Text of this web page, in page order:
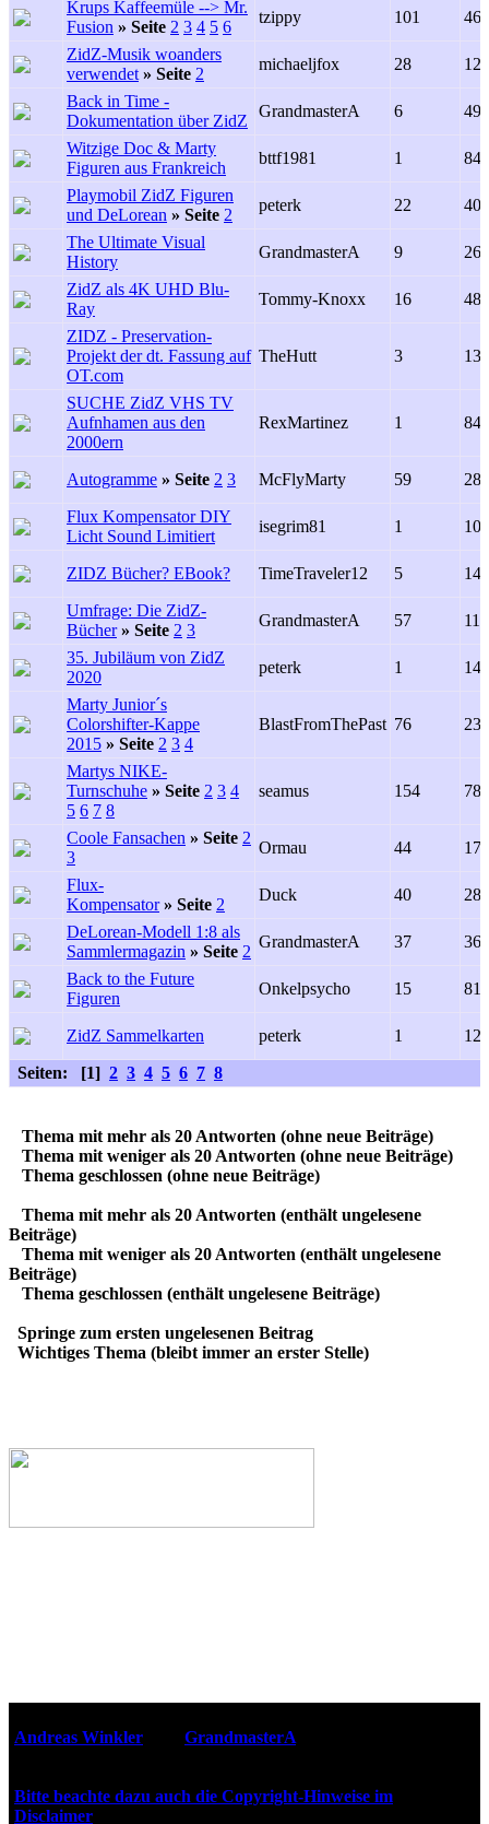
Krups Kaffeemüle --> Mr.
Fusion » Seite 2 3 4 5 6
tzippy 101
ZidZ-Musik woanders
verwendet » Seite 2
michaeljfox 28
Back in Time -
Dokumentation über ZidZ
GrandmasterA 6
Witzige Doc & Marty
Figuren aus Frankreich
bttf1981 1
841
Playmobil ZidZ Figuren
und DeLorean » Seite 2
peterk 22
The Ultimate Visual
History
GrandmasterA 9
ZidZ als 4K UHD Blu-
Ray
Tommy-Knoxx 16
ZIDZ - Preservation-
Projekt der dt. Fassung auf
OT.com
TheHutt 3
SUCHE ZidZ VHS TV
Aufnhamen aus den
2000ern
RexMartinez 1 848
Autogramme » Seite 2 3 McFlyMarty 59
Flux Kompensator DIY
Licht Sound Limitiert
isegrim81 1
ZIDZ Bücher? EBook? TimeTraveler12 5
Umfrage: Die ZidZ-
Bücher» Seite 2 3
GrandmasterA 57
35. Jubiläum von ZidZ
2020
peterk 1
Marty Junior´s
Colorshifter-Kappe
2015 » Seite 2 3 4
BlastFromThePast 76
Martys NIKE-
Turnschuhe » Seite 2 3 4
5 6 7 8
seamus 154
Coole Fansachen » Seite 2
3
Ormau 44
Flux-
Kompensator» Seite 2
Duck 40
DeLorean-Modell 1:8 als
Sammlermagazin » Seite 2
GrandmasterA 37
Back to the Future
Figuren
Onkelpsycho 15
ZidZ Sammelkarten peterk 1
Seiten: [1] 2 3 4 5 6 7 8
Thema mit mehr als 20 Antworten (ohne neue Beiträge)
Thema mit weniger als 20 Antworten (ohne neue Beiträge)
Thema geschlossen (ohne neue Beiträge)
Thema mit mehr als 20 Antworten (enthält ungelesene
Beiträge)
Thema mit weniger als 20 Antworten (enthält ungelesene
Beiträge)
Thema geschlossen (enthält ungelesene Beiträge)
Springe zum ersten ungelesenen Beitrag
Wichtiges Thema (bleibt immer an erster Stelle)
Andreas Winkler
GrandmasterA
Bitte beachte dazu auch die Copyright-Hinweise im
Disclaimer